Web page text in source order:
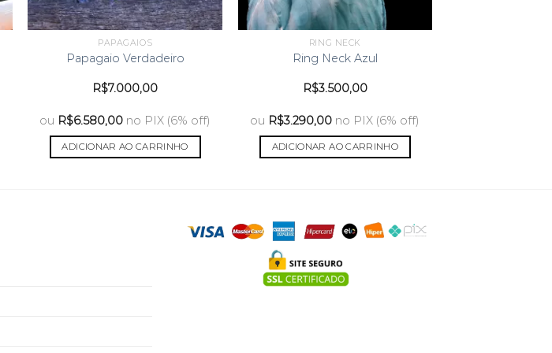
PAPAGAIOS
Papagaio Verdadeiro
R$7.000,00
ou R$6.580,00 no PIX (6% off)
ADICIONAR AO CARRINHO
RING NECK
Ring Neck Azul
R$3.500,00
ou R$3.290,00 no PIX (6% off)
ADICIONAR AO CARRINHO